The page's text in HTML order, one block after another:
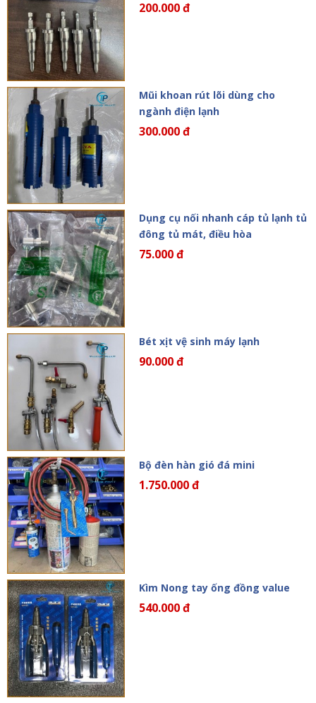
200.000 đ
Mũi khoan rút lõi dùng cho
ngành điện lạnh
300.000 đ
Dụng cụ nối nhanh cáp tủ lạnh tủ
đông tủ mát, điều hòa
75.000 đ
Bét xịt vệ sinh máy lạnh
90.000 đ
Bộ đèn hàn gió đá mini
1.750.000 đ
Kìm Nong tay ống đồng value
540.000 đ